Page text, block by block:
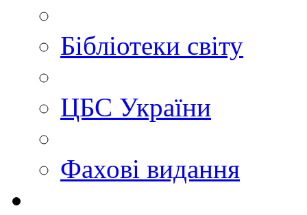
Бібліотеки світу
ЦБС України
Фахові видання